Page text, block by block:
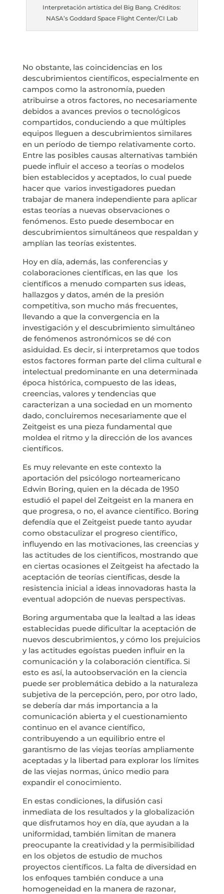
Interpretación artística del Big Bang. Créditos:
NASA’s Goddard Space Flight Center/CI Lab
No obstante, las coincidencias en los
descubrimientos científicos, especialmente en
campos como la astronomía, pueden
atribuirse a otros factores, no necesariamente
debidos a avances previos o tecnológicos
compartidos, conduciendo a que múltiples
equipos lleguen a descubrimientos similares
en un período de tiempo relativamente corto.
Entre las posibles causas alternativas también
puede influir el acceso a teorías o modelos
bien establecidos y aceptados, lo cual puede
hacer que varios investigadores puedan
trabajar de manera independiente para aplicar
estas teorías a nuevas observaciones o
fenómenos. Esto puede desembocar en
descubrimientos simultáneos que respaldan y
amplían las teorías existentes.
Hoy en día, además, las conferencias y
colaboraciones científicas, en las que los
científicos a menudo comparten sus ideas,
hallazgos y datos, amén de la presión
competitiva, son mucho más frecuentes,
llevando a que la convergencia en la
investigación y el descubrimiento simultáneo
de fenómenos astronómicos se dé con
asiduidad. Es decir, si interpretamos que todos
estos factores forman parte del clima cultural e
intelectual predominante en una determinada
época histórica, compuesto de las ideas,
creencias, valores y tendencias que
caracterizan a una sociedad en un momento
dado, concluiremos necesariamente que el
Zeitgeist es una pieza fundamental que
moldea el ritmo y la dirección de los avances
científicos.
Es muy relevante en este contexto la
aportación del psicólogo norteamericano
Edwin Boring, quien en la década de 1950
estudió el papel del Zeitgeist en la manera en
que progresa, o no, el avance científico. Boring
defendía que el Zeitgeist puede tanto ayudar
como obstaculizar el progreso científico,
influyendo en las motivaciones, las creencias y
las actitudes de los científicos, mostrando que
en ciertas ocasiones el Zeitgeist ha afectado la
aceptación de teorías científicas, desde la
resistencia inicial a ideas innovadoras hasta la
eventual adopción de nuevas perspectivas.
Boring argumentaba que la lealtad a las ideas
establecidas puede dificultar la aceptación de
nuevos descubrimientos, y cómo los prejuicios
y las actitudes egoístas pueden influir en la
comunicación y la colaboración científica. Si
esto es así, la autoobservación en la ciencia
puede ser problemática debido a la naturaleza
subjetiva de la percepción, pero, por otro lado,
se debería dar más importancia a la
comunicación abierta y el cuestionamiento
continuo en el avance científico,
contribuyendo a un equilibrio entre el
garantismo de las viejas teorías ampliamente
aceptadas y la libertad para explorar los límites
de las viejas normas, único medio para
expandir el conocimiento.
En estas condiciones, la difusión casi
inmediata de los resultados y la globalización
que disfrutamos hoy en día, que ayudan a la
uniformidad, también limitan de manera
preocupante la creatividad y la permisibilidad
en los objetos de estudio de muchos
proyectos científicos. La falta de diversidad en
los enfoques también conduce a una
homogeneidad en la manera de razonar,